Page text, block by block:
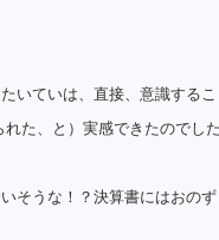
いていは、直接、意識するこ
た、と）実感できたのでした
そうな！？決算書にはおの